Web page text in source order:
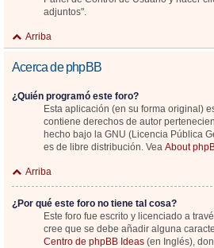
adjuntos".
Arriba
Acerca de phpBB
¿Quién programó este foro?
Esta aplicación (en su forma original)
contiene derechos de autor
hecho bajo la GNU (Licencia Pública
es de libre distribución. Vea About
Arriba
¿Por qué este foro no tiene tal cosa?
Este foro fue escrito y licenciado a
cree que se debe añadir alguna
Centro de phpBB Ideas (en Inglés),